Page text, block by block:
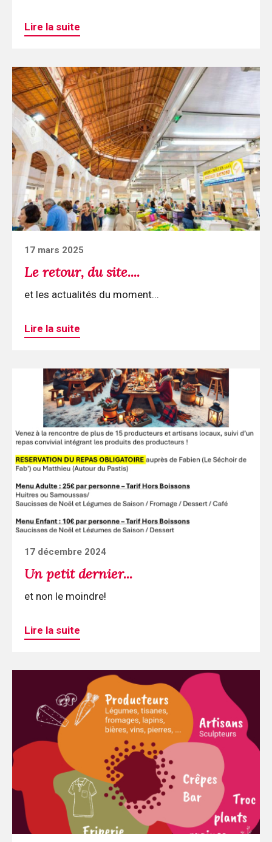
Lire la suite
Continuer
la
lecture
Le
retour,
du
site....
Posted
on
17 mars 2025
Le retour, du site....
et les actualités du moment...
Lire la suite
Continuer
lecture
Un
petit
dernier...
Posted
on
17 décembre 2024
Un petit dernier...
et non le moindre!
Lire la suite
lecture
Demain,
rendez
vous
Thorigny!